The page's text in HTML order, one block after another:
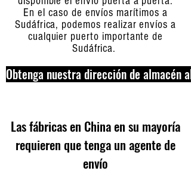
En el caso de envíos marítimos a
Sudáfrica, podemos realizar envíos a
cualquier puerto importante de
Sudáfrica.
Obtenga nuestra dirección de almacén
Las fábricas en China en su mayoría
requieren que tenga un agente de
envío